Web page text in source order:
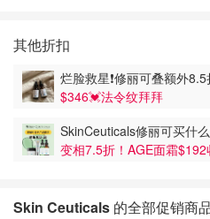
其他折扣
烂脸救星❗修丽可叠额外
$346💓法令纹拜拜
SkinCeuticals修丽可买什
变相7.5折！AGE面霜$192
Skin Ceuticals 的全部促销商